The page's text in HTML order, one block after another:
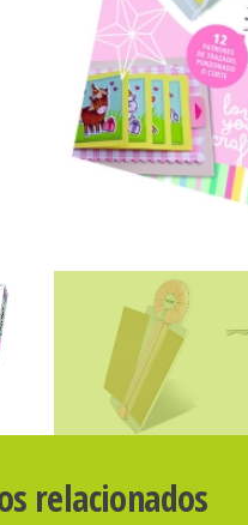
relacionados